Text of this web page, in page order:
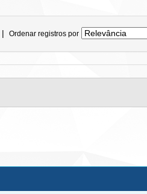
| Ordenar registros por